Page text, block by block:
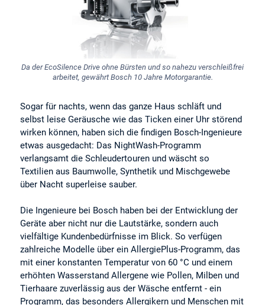
Da der EcoSilence Drive ohne Bürsten und so nahezu verschleißfrei
arbeitet, gewährt Bosch 10 Jahre Motorgarantie.
Sogar für nachts, wenn das ganze Haus schläft und
selbst leise Geräusche wie das Ticken einer Uhr störend
wirken können, haben sich die findigen Bosch-Ingenieure
etwas ausgedacht: Das NightWash-Programm
verlangsamt die Schleudertouren und wäscht so
Textilien aus Baumwolle, Synthetik und Mischgewebe
über Nacht superleise sauber.
Die Ingenieure bei Bosch haben bei der Entwicklung der
Geräte aber nicht nur die Lautstärke, sondern auch
vielfältige Kundenbedürfnisse im Blick. So verfügen
zahlreiche Modelle über ein AllergiePlus-Programm, das
mit einer konstanten Temperatur von 60 °C und einem
erhöhten Wasserstand Allergene wie Pollen, Milben und
Tierhaare zuverlässig aus der Wäsche entfernt - ein
Programm, das besonders Allergikern und Menschen mit